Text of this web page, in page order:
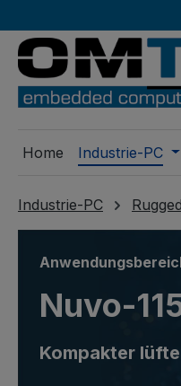
Home Industrie-PC
Industrie-PC
Nuvo-
Kompakter